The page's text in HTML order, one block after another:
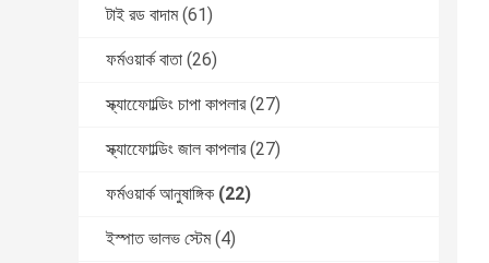
টাই রড বাদাম (61)
ফর্মওয়ার্ক বাতা (26)
স্ক্যাফোোল্ডিং চাপা কাপলার (27)
স্ক্যাফোোল্ডিং জাল কাপলার (27)
ফর্মওয়ার্ক আনুষাঙ্গিক (22)
ইস্পাত ভালভ স্টেম (4)